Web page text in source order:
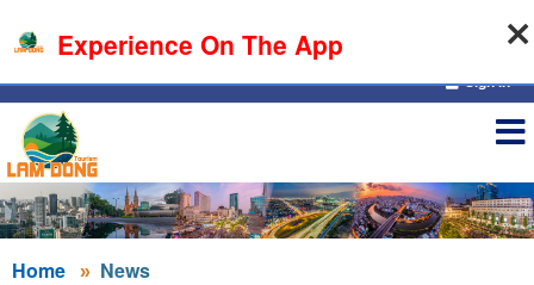
07-08-2026, 04:58:29
Sign in
Home News
Experience On The App